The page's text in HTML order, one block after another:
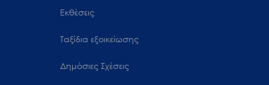
Εκθέσεις
Ταξίδια εξοικείωσης
Δημόσιες Σχέσεις